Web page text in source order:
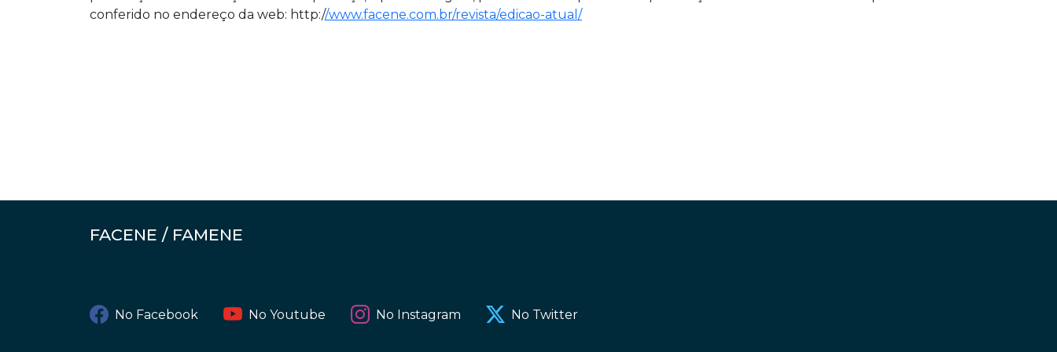
conferido no endereço da web: http://www.facene.com.br/revista/edicao-atual/
FACENE / FAMENE
No Facebook No Youtube No Instagram No Twitter